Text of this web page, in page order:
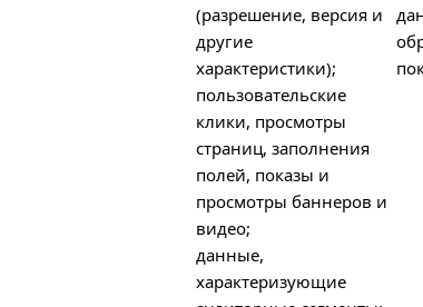
(разрешение, версия и
другие
характеристики);
пользовательские
клики, просмотры
страниц, заполнения
полей, показы и
просмотры баннеров и
видео;
данные,
характеризующие